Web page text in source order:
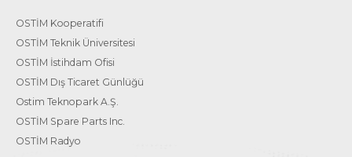
OSTİM Kooperatifi
OSTİM Teknik Üniversitesi
OSTİM İstihdam Ofisi
OSTİM Dış Ticaret Günlüğü
Ostim Teknopark A.Ş.
OSTİM Spare Parts Inc.
OSTİM Radyo